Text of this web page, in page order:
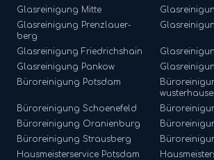
Glasreinigung Mitte
Glasreinigung Prenzlauer-
berg
Glasreinigung Friedrichshain
Glasreinigung Pankow
Büroreinigung Potsdam
Büroreinigung Schoenefeld
Büroreinigung Oranienburg
Büroreinigung Strausberg
Hausmeisterservice Potsdam